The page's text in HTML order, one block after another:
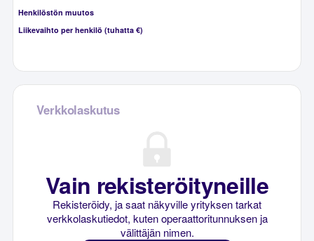
Henkilöstön muutos
Liikevaihto per henkilö (tuhatta €)
Verkkolaskutus
Vain rekisteröityneille
Rekisteröidy, ja saat näkyville yrityksen tarkat
verkkolaskutiedot, kuten operaattoritunnuksen ja
välittäjän nimen.